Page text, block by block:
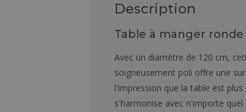
Description
Table à manger ronde
Avec un diamètre de 120 cm,
soigneusement poli offre une
l'impression que la table est
s'harmonise avec n'importe